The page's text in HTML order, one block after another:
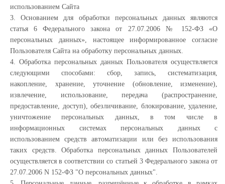
использованием Сайта
3. Основанием для обработки персональных данных являются
статья 6 Федерального закона от 27.07.2006 № 152-ФЗ «О
персональных данных», настоящее информированное согласие
Пользователя Сайта на обработку персональных данных.
4. Обработка персональных данных Пользователя осуществляется
следующими способами: сбор, запись, систематизация,
накопление, хранение, уточнение (обновление, изменение),
извлечение, использование, передача (распространение,
предоставление, доступ), обезличивание, блокирование, удаление,
уничтожение персональных данных, в том числе в
информационных системах персональных данных с
использованием средств автоматизации или без использования
таких средств. Обработка персональных данных Пользователей
осуществляется в соответствии со статьей 3 Федерального закона от
27.07.2006 N 152-ФЗ "О персональных данных".